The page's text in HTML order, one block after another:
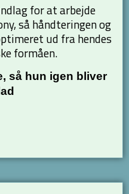
for at arbejde
så håndteringen og
ud fra hendes
formåen.
så hun igen bliver